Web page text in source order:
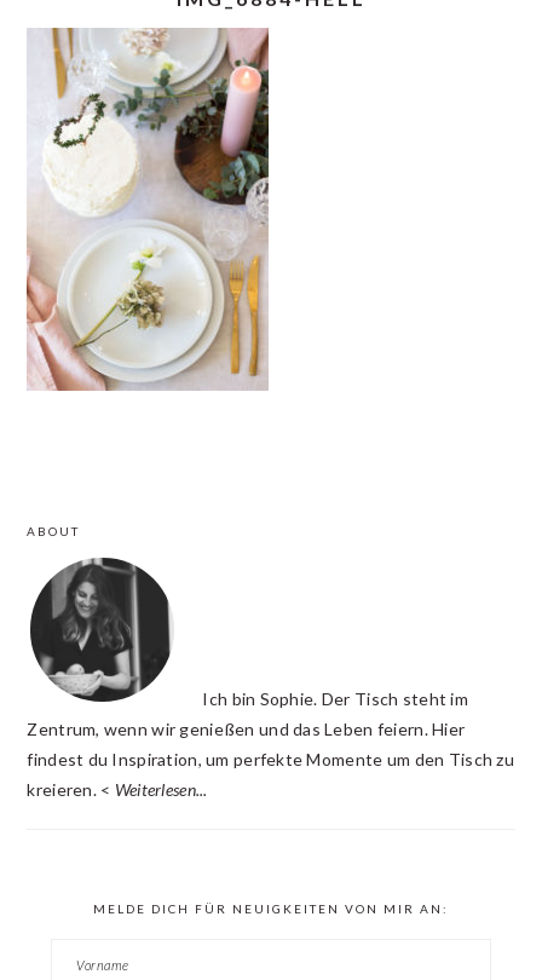
INTERACTIONS
SIDEBAR
ABOUT
Ich bin Sophie. Der Tisch steht im
Zentrum, wenn wir genießen und das Leben feiern. Hier
findest du Inspiration, um perfekte Momente um den Tisch zu
kreieren. < Weiterlesen...
MELDE DICH FÜR NEUIGKEITEN VON MIR AN: